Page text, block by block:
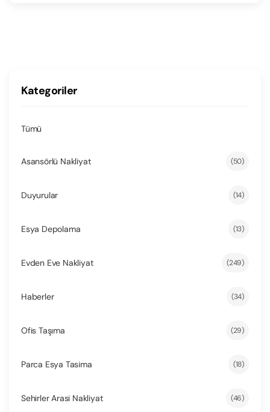
Kategoriler
Tümü
Asansörlü Nakliyat (50)
Duyurular (14)
Esya Depolama (13)
Evden Eve Nakliyat (249)
Haberler (34)
Ofis Taşıma (29)
Parca Esya Tasima (18)
Sehirler Arasi Nakliyat (46)